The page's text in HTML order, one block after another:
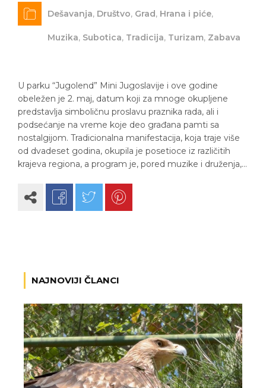
Dešavanja, Društvo, Grad, Hrana i piće,
Muzika, Subotica, Tradicija, Turizam, Zabava
U parku “Jugolend” Mini Jugoslavije i ove godine
obeležen je 2. maj, datum koji za mnoge okupljene
predstavlja simboličnu proslavu praznika rada, ali i
podsećanje na vreme koje deo građana pamti sa
nostalgijom. Tradicionalna manifestacija, koja traje više
od dvadeset godina, okupila je posetioce iz različitih
krajeva regiona, a program je, pored muzike i druženja,…
NAJNOVIJI ČLANCI